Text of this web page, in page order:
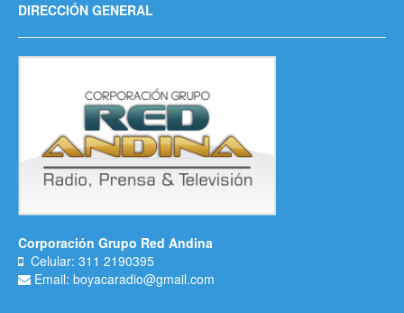
DIRECCIÓN GENERAL
Corporación Grupo Red Andina
Celular: 311 2190395
Email: boyacaradio@gmail.com